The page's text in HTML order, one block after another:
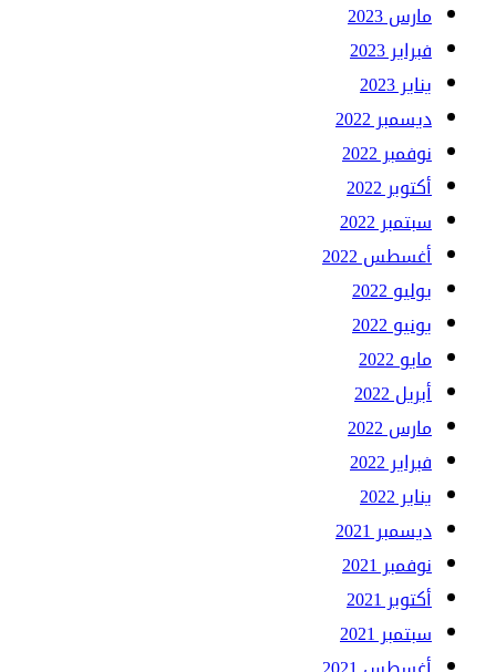
مارس 2023
فبراير 2023
يناير 2023
ديسمبر 2022
نوفمبر 2022
أكتوبر 2022
سبتمبر 2022
أغسطس 2022
يوليو 2022
يونيو 2022
مايو 2022
أبريل 2022
مارس 2022
فبراير 2022
يناير 2022
ديسمبر 2021
نوفمبر 2021
أكتوبر 2021
سبتمبر 2021